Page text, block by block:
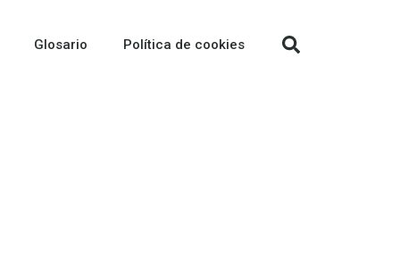
Glosario Política de cookies